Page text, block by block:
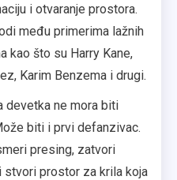
i otvaranje prostora.
među primerima lažnih
kao što su Harry Kane,
Karim Benzema i drugi.
devetka ne mora biti
biti i prvi defanzivac.
presing, zatvori
stvori prostor za krila koja